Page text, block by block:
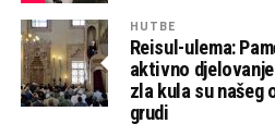
HUTBE
Reisul-ulema:
aktivno
zla kula su našeg
grudi